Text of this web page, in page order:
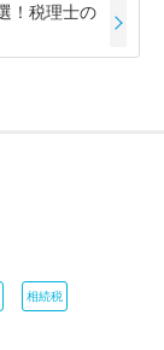
！税理士の
相続税